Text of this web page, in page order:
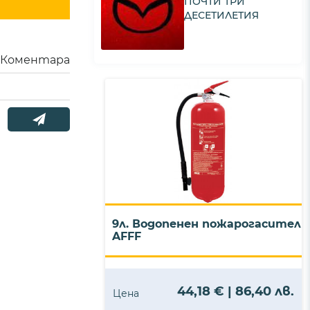
ДЕСЕТИЛЕТИЯ
9л. Водопенен пожарогасител
AFFF
Цена 44,18 € | 86,40 лв.